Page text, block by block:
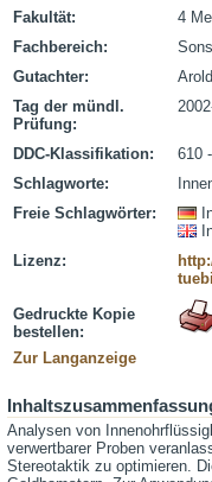
Fakultät:
4
Fachbereich:
Gutachter:
Tag der mündl.
Prüfung:
DDC-Klassifikation:
610
Schlagworte:
Freie Schlagwörter:
Lizenz:
Gedruckte Kopie
bestellen:
Zur Langanzeige
Analysen von
verwertbarer Proben
Stereotaktik zu optimieren.